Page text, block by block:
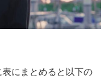
にまとめると以下の